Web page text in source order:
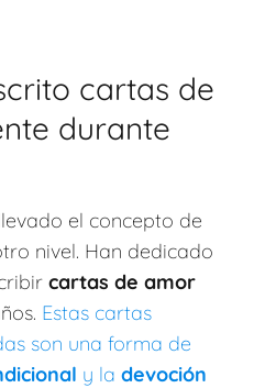
cartas de
durante
el concepto de
nivel. Han dedicado
cartas de amor
Estas cartas
son una forma de
y la devoción